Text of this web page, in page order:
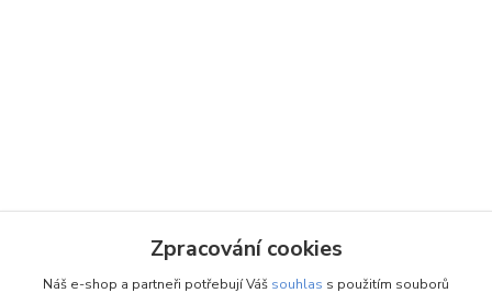
Zpracování cookies
Náš e-shop a partneři potřebují Váš souhlas s použitím souborů